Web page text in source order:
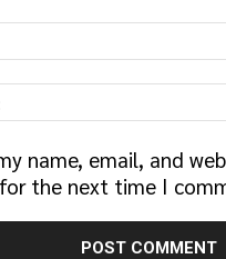
name, email, and
the next time I